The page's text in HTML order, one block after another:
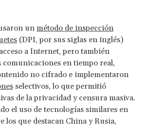
un método de inspección
(DPI, por sus siglas en inglés)
a Internet, pero también
en tiempo real,
no cifrado e implementaron
selectivos, lo que permitió
de la privacidad y censura masiva.
el uso de tecnologías similares en
los que destacan China y Rusia,